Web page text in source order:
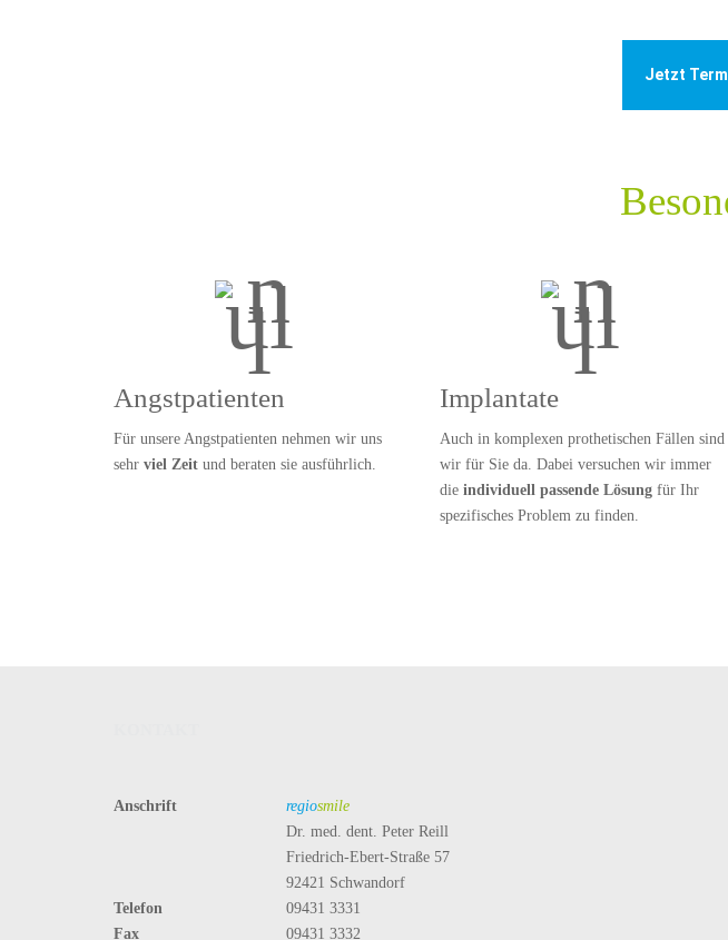
Jetzt
Angstpatienten
Für unsere Angstpatienten nehmen wir uns
sehr viel Zeit und beraten sie ausführlich.
Implantate
Auch in komplexen prothetischen Fällen sind
wir für Sie da. Dabei versuchen wir immer
die individuell passende Lösungfür Ihr
spezifisches Problem zu finden.
Anschrift regiosmile
Dr. med. dent. Peter Reill
Friedrich-Ebert-Straße 57
92421 Schwandorf
Telefon
09431 3331
Fax
09431 3332